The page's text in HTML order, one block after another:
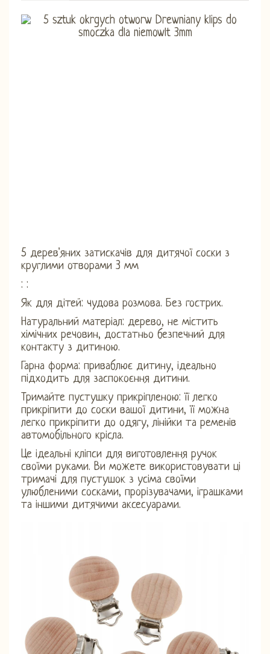
5 дерев'яних затискачів для дитячої соски з
круглими отворами 3 мм
: :
Як для дітей: чудова розмова. Без гострих.
Натуральний матеріал: дерево, не містить
хімічних речовин, достатньо безпечний для
контакту з дитиною.
Гарна форма: приваблює дитину, ідеально
підходить для заспокоєння дитини.
Тримайте пустушку прикріпленою: її легко
прикріпити до соски вашої дитини, її можна
легко прикріпити до одягу, лінійки та ременів
автомобільного крісла.
Це ідеальні кліпси для виготовлення ручок
своїми руками. Ви можете використовувати ці
тримачі для пустушок з усіма своїми
улюбленими сосками, прорізувачами, іграшками
та іншими дитячими аксесуарами.